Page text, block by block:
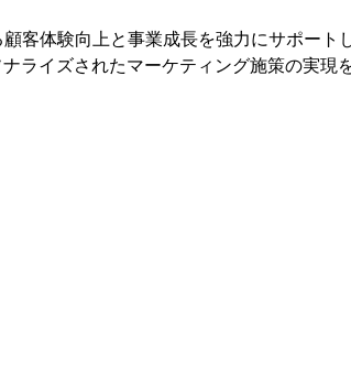
客体験向上と事業成長を強力にサポート
イズされたマーケティング施策の実現